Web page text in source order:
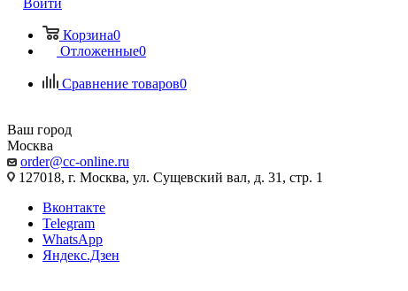
Войти
Корзина0
Отложенные0
Сравнение товаров0
Ваш город
Москва
order@cc-online.ru
127018, г. Москва, ул. Сущевский вал, д. 31, стр. 1
Вконтакте
Telegram
WhatsApp
Яндекс.Дзен